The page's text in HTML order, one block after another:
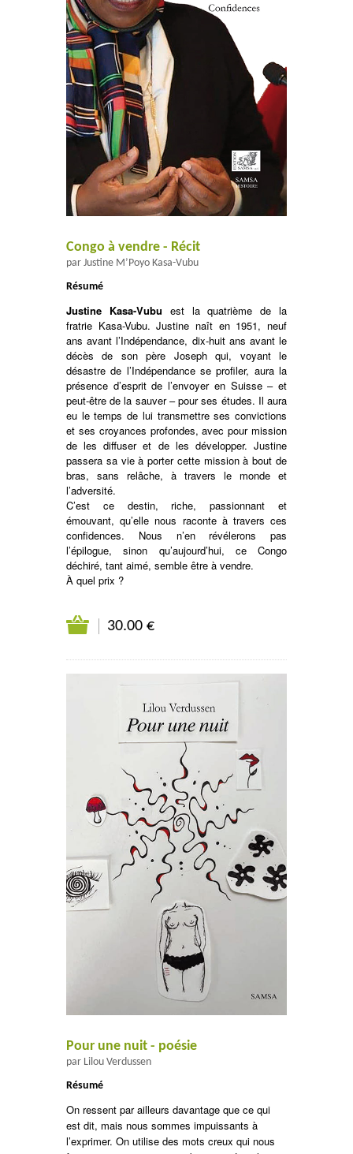
Congo à vendre - Récit
par Justine M’Poyo Kasa-Vubu
Résumé
Justine Kasa-Vubu est la quatrième de la
fratrie Kasa-Vubu. Justine naît en 1951, neuf
ans avant l’Indépendance, dix-huit ans avant le
décès de son père Joseph qui, voyant le
désastre de l’Indépendance se profiler, aura la
présence d’esprit de l’envoyer en Suisse – et
peut-être de la sauver – pour ses études. Il aura
eu le temps de lui transmettre ses convictions
et ses croyances profondes, avec pour mission
de les diffuser et de les développer. Justine
passera sa vie à porter cette mission à bout de
bras, sans relâche, à travers le monde et
l’adversité.
C’est ce destin, riche, passionnant et
émouvant, qu’elle nous raconte à travers ces
confidences. Nous n’en révélerons pas
l’épilogue, sinon qu’aujourd’hui, ce Congo
déchiré, tant aimé, semble être à vendre.
À quel prix ?
30.00 €
Pour une nuit - poésie
par Lilou Verdussen
Résumé
On ressent par ailleurs davantage que ce qui
est dit, mais nous sommes impuissants à
l’exprimer. On utilise des mots creux qui nous